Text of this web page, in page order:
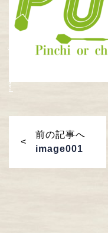
前の記事へ
image001
© POC All Rights Reserved.